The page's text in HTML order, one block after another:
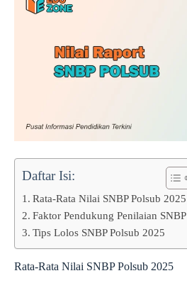
Daftar Isi:
Rata-Rata Nilai SNBP Polsub 2025
Faktor Pendukung Penilaian SNBP
Tips Lolos SNBP Polsub 2025
Rata-Rata Nilai SNBP Polsub 2025